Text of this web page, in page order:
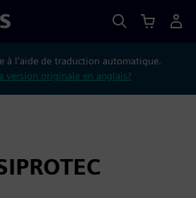
à l'aide de traduction automatique.
version originale en anglais?